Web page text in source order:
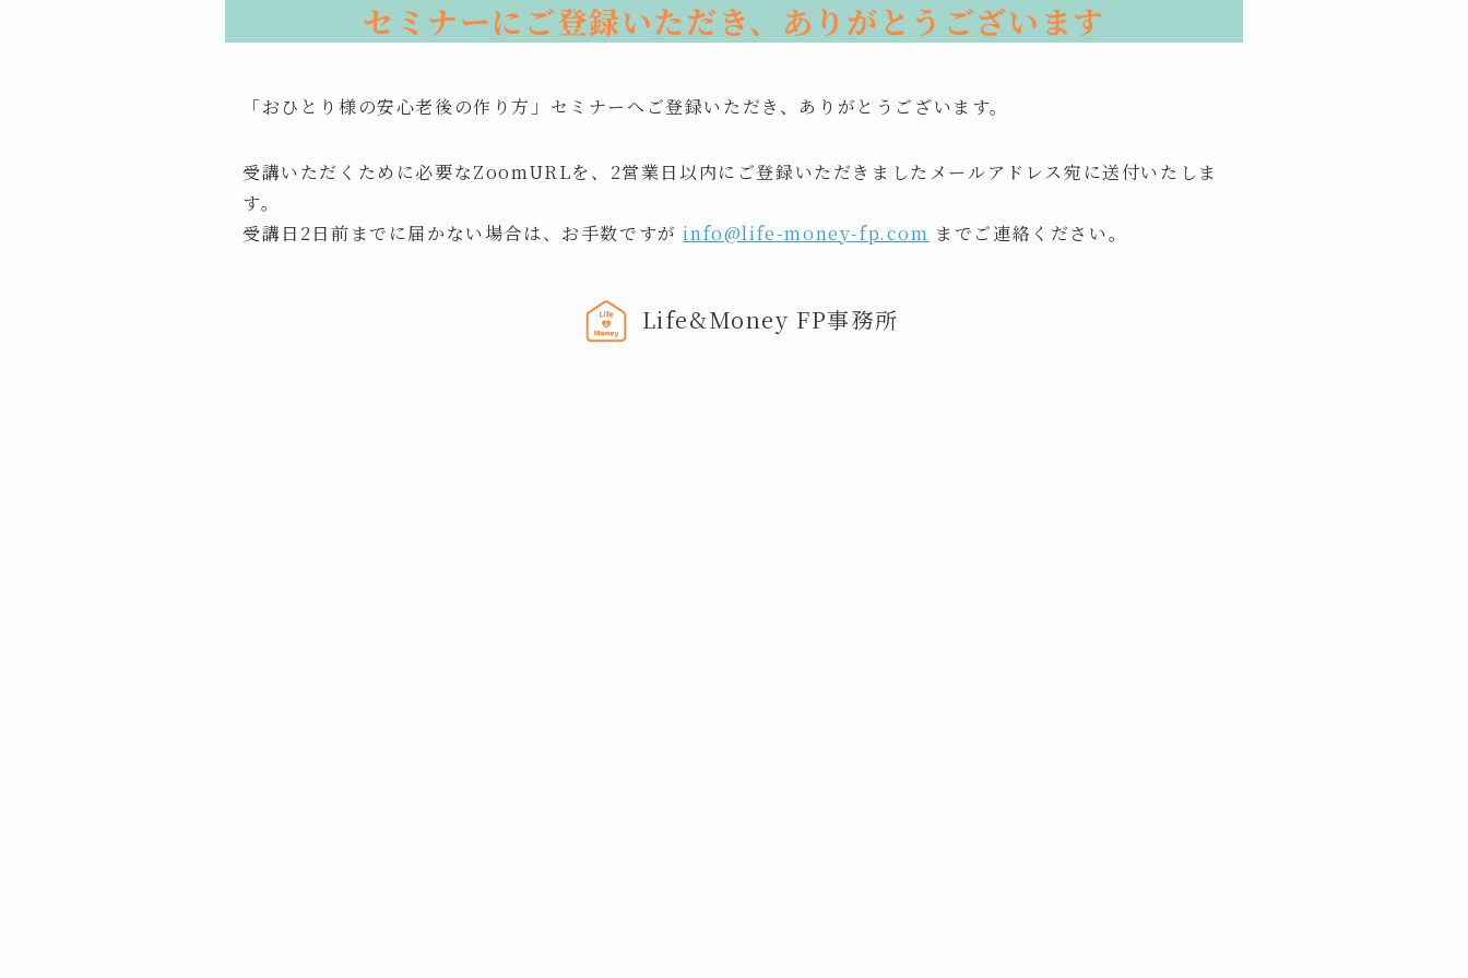
セミナーにご登録いただき、ありがとうございます
「おひとり様の安心老後の作り方」セミナーへご登録いただき、ありがとうございます。
受講いただくために必要なZoomURLを、2営業日以内にご登録いただきましたメールアドレス宛に送付いたしま
す。
受講日2日前までに届かない場合は、お手数ですがinfo@life-money-fp.com までご連絡ください。
Life&Money FP事務所